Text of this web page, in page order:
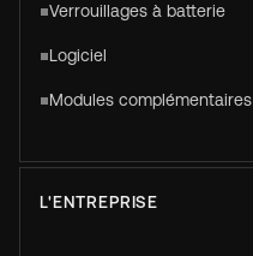
Verrouillages à batterie
Logiciel
Modules complémentaires
L'ENTREPRISE